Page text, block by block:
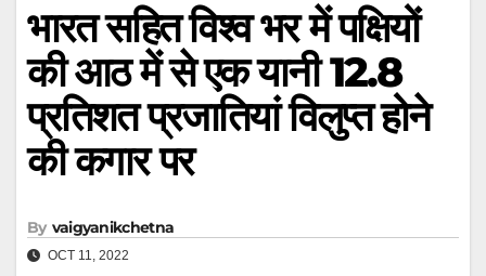
भारत सहित विश्व भर में पक्षियों
की आठ में से एक यानी 12.8
प्रतिशत प्रजातियां विलुप्त होने
की कगार पर
By vaigyanikchetna
OCT 11, 2022